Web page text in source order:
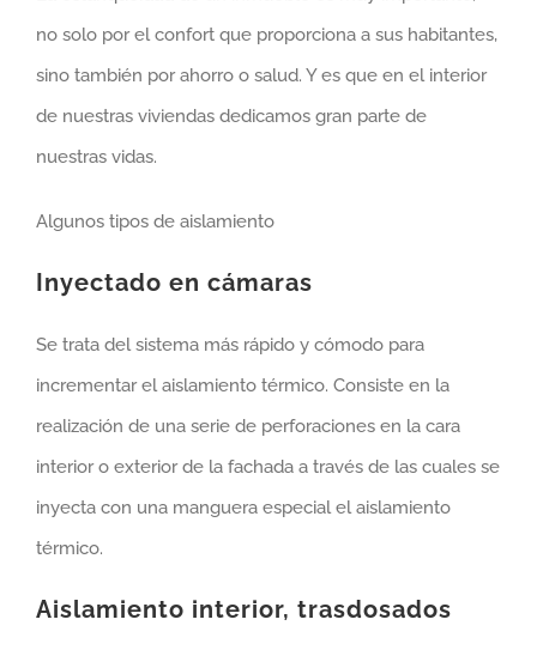
no solo por el confort que proporciona a sus habitantes,
sino también por ahorro o salud. Y es que en el interior
de nuestras viviendas dedicamos gran parte de
nuestras vidas.
Algunos tipos de aislamiento
Inyectado en cámaras
Se trata del sistema más rápido y cómodo para
incrementar el aislamiento térmico. Consiste en la
realización de una serie de perforaciones en la cara
interior o exterior de la fachada a través de las cuales se
inyecta con una manguera especial el aislamiento
térmico.
Aislamiento interior, trasdosados